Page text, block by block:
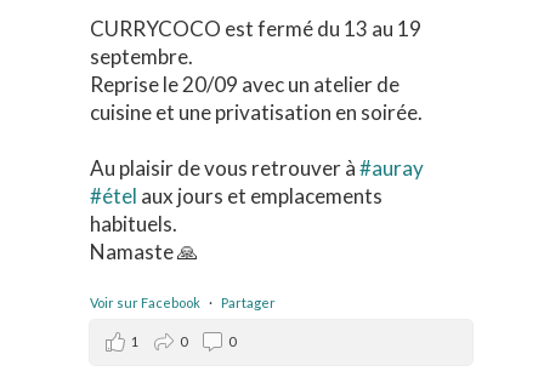
CURRYCOCO est fermé du 13 au 19
septembre.
Reprise le 20/09 avec un atelier de
cuisine et une privatisation en soirée.
Au plaisir de vous retrouver à#auray
#étel aux jours et emplacements
habituels.
Namaste 🙏
Voir sur Facebook · Partager
1 0 0